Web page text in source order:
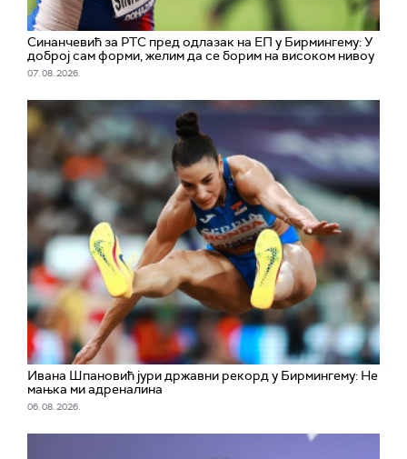
Синанчевић за РТС пред одлазак на ЕП у Бирмингему: У
доброј сам форми, желим да се борим на високом нивоу
07. 08. 2026.
Ивана Шпановић јури државни рекорд у Бирмингему: Не
мањка ми адреналина
06. 08. 2026.